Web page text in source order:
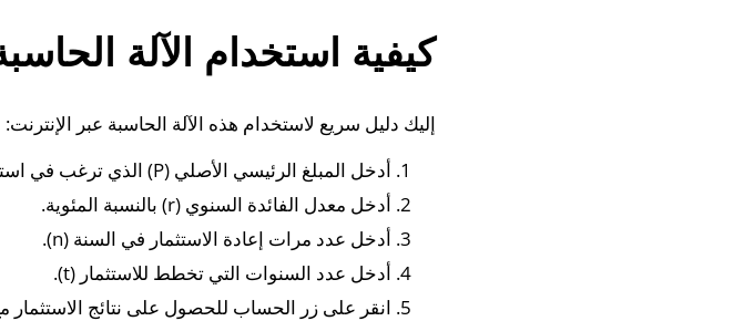
كيفية استخدام الآلة
إليك دليل سريع لاستخدام هذه الآلة الحاسبة عبر الإنترنت:
أدخل المبلغ الرئيسي الأصلي (P) الذي ترغب في استثماره.
أدخل معدل الفائدة السنوي (r) بالنسبة المئوية.
أدخل عدد مرات إعادة الاستثمار في السنة (n).
أدخل عدد السنوات التي تخطط للاستثمار (t).
انقر على زر الحساب للحصول على نتائج الاستثمار